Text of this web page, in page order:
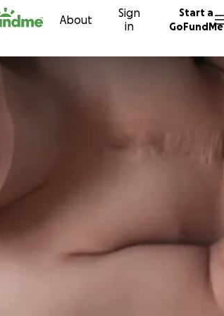
About
Sign
in
Start a
GoFundMe